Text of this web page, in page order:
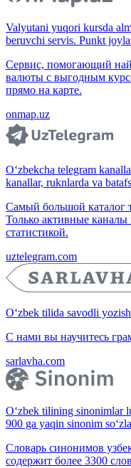
Valyutani yuqori kursda
beruvchi servis. Punkt
Сервис, помогающий
валюты с выгодным
прямо на карте.
onmap.uz
O‘zbekcha telegram
kanallar, ruknlarda va
Самый большой каталог
Только активные
статистикой.
uztelegram.com
O‘zbek tilida savodli
С нами вы научитесь
sarlavha.com
O‘zbek tilining sinonimlar
900 ga yaqin sinonim
Словарь синонимов
содержит более 3300